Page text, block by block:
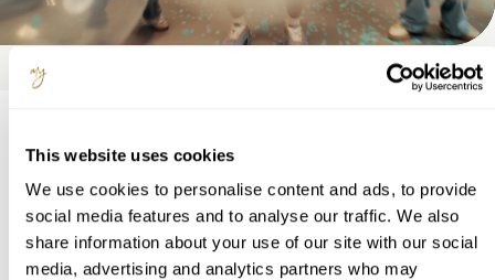
This website uses cookies
We use cookies to personalise content and ads, to provide
social media features and to analyse our traffic. We also
share information about your use of our site with our social
media, advertising and analytics partners who may
Zwiększ siłę MyBestProBIO Kids
Zobacz dwa najczęściej kupowane produkty z
MyBestProBIO Kids
Perfect match!